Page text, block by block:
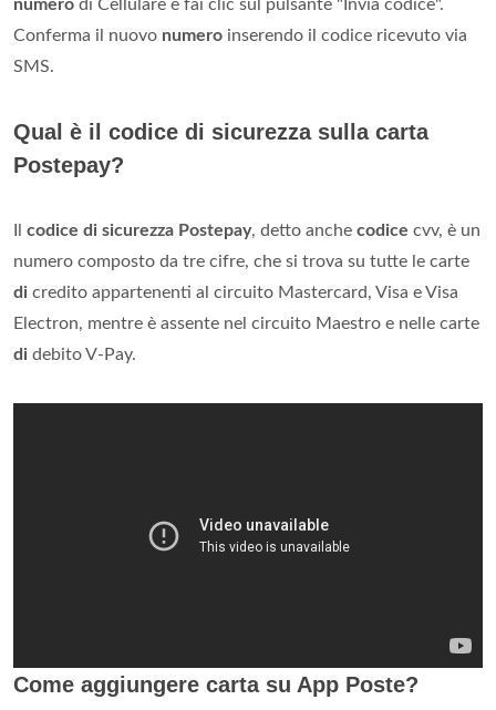
numero di Cellulare e fai clic sul pulsante "Invia codice".
Conferma il nuovo numero inserendo il codice ricevuto via
SMS.
Qual è il codice di sicurezza sulla carta
Postepay?
codice di sicurezza Postepay, detto anche codice cvv, è un
numero composto da tre cifre, che si trova su tutte le carte
di credito appartenenti al circuito Mastercard, Visa e Visa
Electron, mentre è assente nel circuito Maestro e nelle carte
di debito V-Pay.
Come aggiungere carta su App Poste?